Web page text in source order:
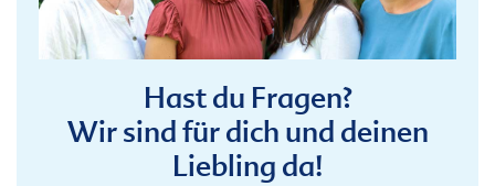
Hast du Fragen?
Wir sind für dich und deinen
Liebling da!